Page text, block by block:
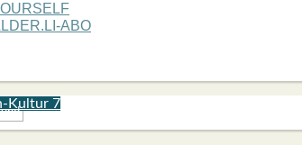
ABO
Kultur 7